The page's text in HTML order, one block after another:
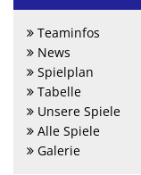
Teaminfos
News
Spielplan
Tabelle
Unsere Spiele
Alle Spiele
Galerie